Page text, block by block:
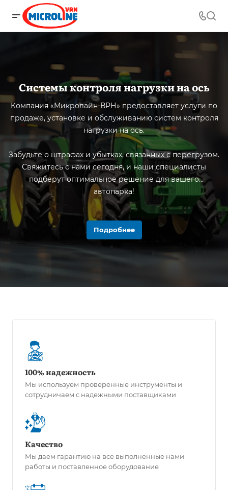
Системы контроля нагрузки на ось
Компания «Микролайн-ВРН» предоставляет услуги по
продаже, установке и обслуживанию систем контроля
нагрузки на ось.
Забудьте о штрафах и убытках, связанных с перегрузом.
Свяжитесь с нами сегодня, и наши специалисты
подберут оптимальное решение для вашего
автопарка!
Подробнее
100% надежность
Мы используем проверенные инструменты и
сотрудничаем с надежными поставщиками
Качество
Мы даем гарантию на все выполненные нами
работы и поставленное оборудование